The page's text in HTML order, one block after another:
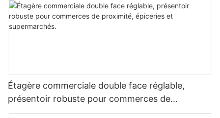
Étagère commerciale double face réglable,
présentoir robuste pour commerces de
proximité, épiceries et supermarchés.